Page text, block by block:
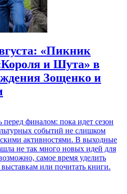
«Пикник
и Шута» в
Зощенко и
финалом: пока идет сезон
событий не слишком
активностями. В выходные
не так много новых идей для
самое время уделить
или почитать книги.